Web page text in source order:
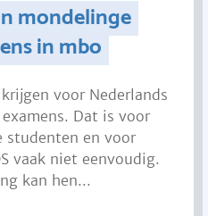
mondelinge
in mbo
voor Nederlands
Dat is voor
studenten en voor
vaak niet eenvoudig.
kan hen...